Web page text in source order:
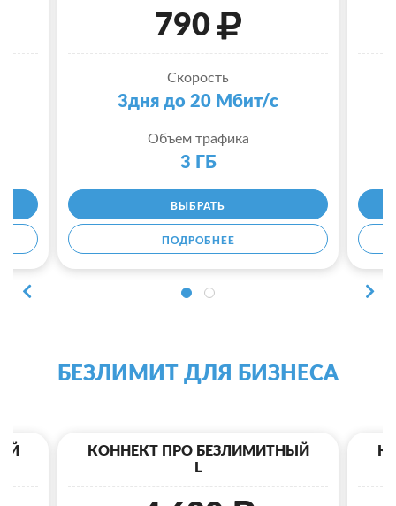
790
Скорость
3дня до 20 Мбит/с
Объем трафика
3 ГБ
ВЫБРАТЬ
ПОДРОБНЕЕ
БЕЗЛИМИТ ДЛЯ БИЗНЕСА
КОННЕКТ ПРО БЕЗЛИМИТНЫЙ
L